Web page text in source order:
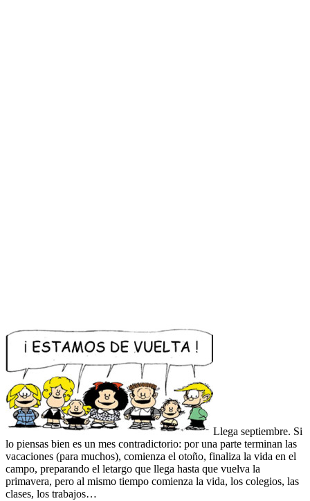
Llega septiembre. Si
lo piensas bien es un mes contradictorio: por una parte terminan las
vacaciones (para muchos), comienza el otoño, finaliza la vida en el
campo, preparando el letargo que llega hasta que vuelva la
primavera, pero al mismo tiempo comienza la vida, los colegios, las
clases, los trabajos…